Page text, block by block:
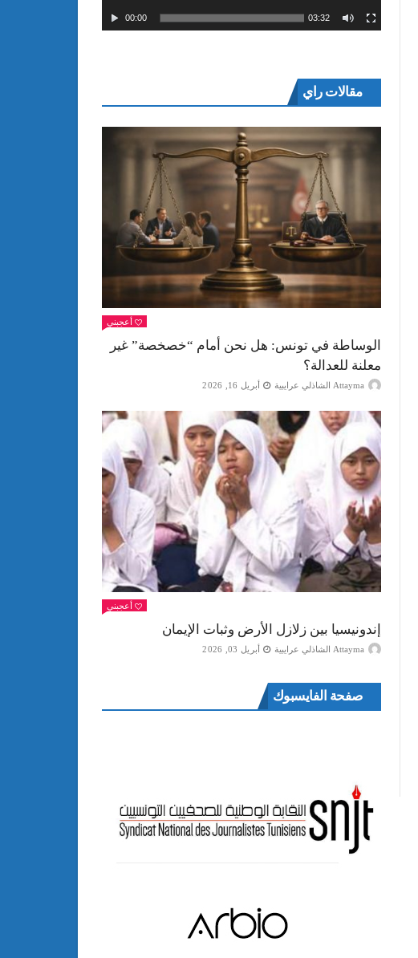
00:00 03:32
مقالات راي
أعجبني
الوساطة في تونس: هل نحن أمام “خصخصة” غير
معلنة للعدالة؟
Attayma الشاذلي عرايبية أبريل 16, 2026
أعجبني
إندونيسيا بين زلازل الأرض وثبات الإيمان
Attayma الشاذلي عرايبية أبريل 03, 2026
صفحة الفايسبوك